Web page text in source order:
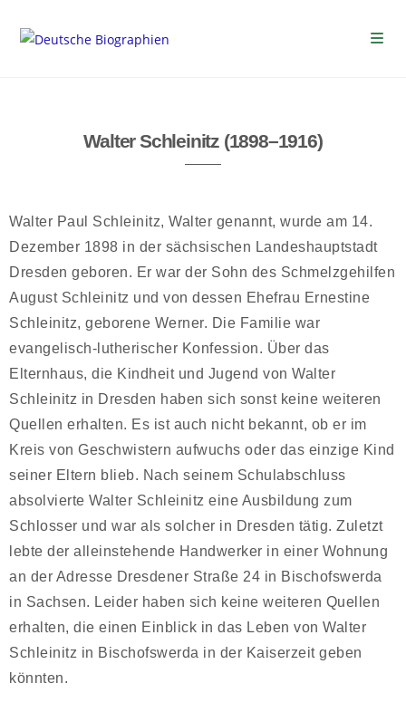
Walter Schleinitz (1898–1916)
Walter Paul Schleinitz, Walter genannt, wurde am 14.
Dezember 1898 in der sächsischen Landeshauptstadt
Dresden geboren. Er war der Sohn des Schmelzgehilfen
August Schleinitz und von dessen Ehefrau Ernestine
Schleinitz, geborene Werner. Die Familie war
evangelisch-lutherischer Konfession. Über das
Elternhaus, die Kindheit und Jugend von Walter
Schleinitz in Dresden haben sich sonst keine weiteren
Quellen erhalten. Es ist auch nicht bekannt, ob er im
Kreis von Geschwistern aufwuchs oder das einzige Kind
seiner Eltern blieb. Nach seinem Schulabschluss
absolvierte Walter Schleinitz eine Ausbildung zum
Schlosser und war als solcher in Dresden tätig. Zuletzt
lebte der alleinstehende Handwerker in einer Wohnung
an der Adresse Dresdener Straße 24 in Bischofswerda
in Sachsen. Leider haben sich keine weiteren Quellen
erhalten, die einen Einblick in das Leben von Walter
Schleinitz in Bischofswerda in der Kaiserzeit geben
könnten.